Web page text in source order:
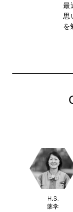
最
思
を
H.S.
薬学